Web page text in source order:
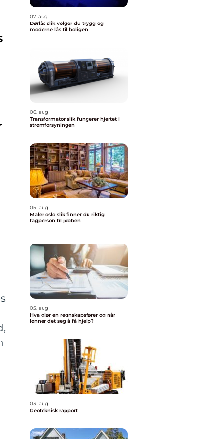
07. aug
Dørlås slik velger du trygg og
moderne lås til boligen
06. aug
Transformator slik fungerer hjertet i
strømforsyningen
05. aug
Maler oslo slik finner du riktig
fagperson til jobben
05. aug
Hva gjør en regnskapsfører og når
lønner det seg å få hjelp?
03. aug
Geoteknisk rapport